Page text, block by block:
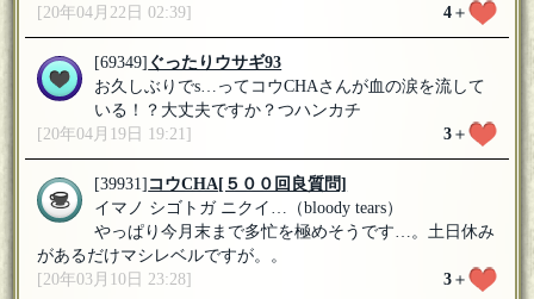
[20年04月22日 02:39]
4＋
[69349] ぐったりウサギ93
お久しぶりでs…ってコウCHAさんが血の涙を流して
いる！？大丈夫ですか？つハンカチ
[20年04月19日 19:21]
3＋
[39931]コウCHA[５００回良質問]
イマノ シゴトガ ニクイ…（bloody tears）
やっぱり今月末まで多忙を極めそうです…。土日休み
があるだけマシレベルですが。。
[20年03月10日 23:28]
3＋